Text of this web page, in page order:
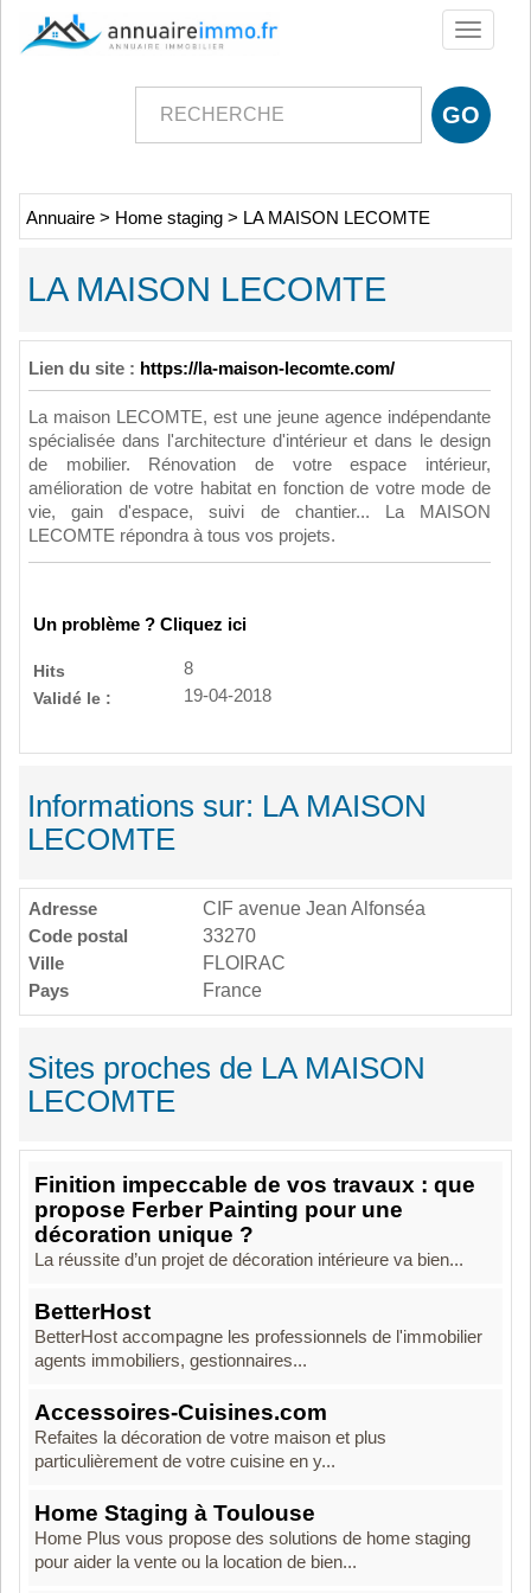
Toggle
Annuaire > Home staging > LA MAISON LECOMTE
LA MAISON LECOMTE
Lien du site : https://la-maison-lecomte.com/
La maison LECOMTE, est une jeune agence indépendante
spécialisée dans l'architecture d'intérieur et dans le design
de mobilier. Rénovation de votre espace intérieur,
amélioration de votre habitat en fonction de votre mode de
vie, gain d'espace, suivi de chantier... La MAISON
LECOMTE répondra à tous vos projets.
Un problème ? Cliquez ici
Hits
8
Validé le :
19-04-2018
Informations sur: LA MAISON
LECOMTE
Adresse
CIF avenue Jean Alfonséa
Code postal
33270
Ville
FLOIRAC
Pays
France
Sites proches de LA MAISON
LECOMTE
Finition impeccable de vos travaux : que
propose Ferber Painting pour une
décoration unique ?
La réussite d’un projet de décoration intérieure va bien...
BetterHost
BetterHost accompagne les professionnels de l'immobilier
agents immobiliers, gestionnaires...
Accessoires-Cuisines.com
Refaites la décoration de votre maison et plus
particulièrement de votre cuisine en y...
Home Staging à Toulouse
Home Plus vous propose des solutions de home staging
pour aider la vente ou la location de bien...